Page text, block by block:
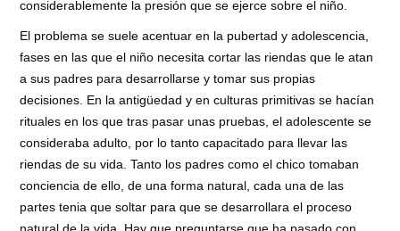
considerablemente la presión que se ejerce sobre el niño.
El problema se suele acentuar en la pubertad y adolescencia,
fases en las que el niño necesita cortar las riendas que le atan
a sus padres para desarrollarse y tomar sus propias
decisiones. En la antigüedad y en culturas primitivas se hacían
rituales en los que tras pasar unas pruebas, el adolescente se
consideraba adulto, por lo tanto capacitado para llevar las
riendas de su vida. Tanto los padres como el chico tomaban
conciencia de ello, de una forma natural, cada una de las
partes tenia que soltar para que se desarrollara el proceso